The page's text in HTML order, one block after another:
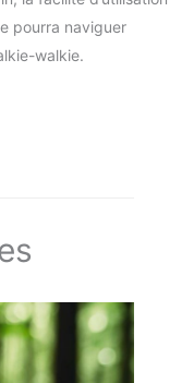
pourra naviguer
walkie.